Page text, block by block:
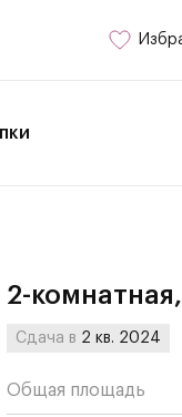
2-
Сдача в 2 кв. 2024
Общая площадь